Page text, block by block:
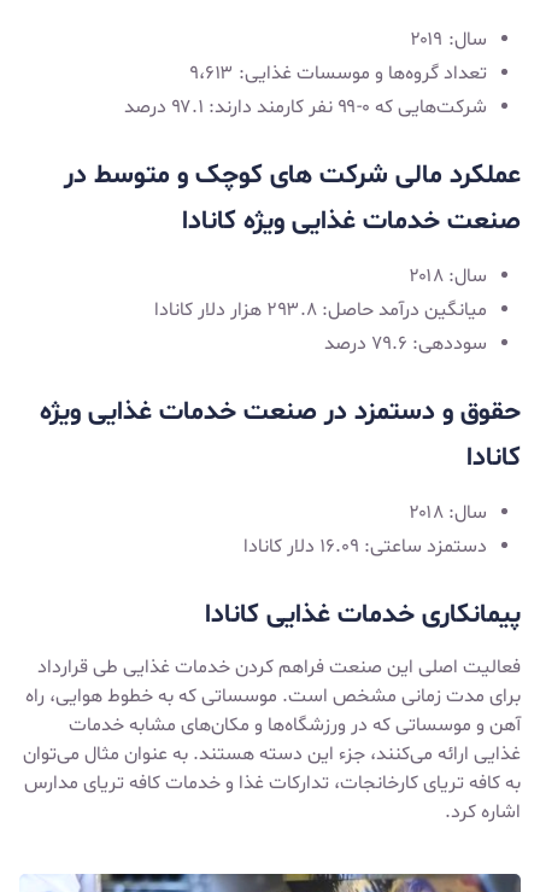
سال: ۲۰۱۹
تعداد گروه‌ها و موسسات غذایی: ۹،۶۱۳
شرکت‌هایی که ۰-۹۹ نفر کارمند دارند: ۹۷.۱ درصد
عملکرد مالی شرکت ‌های کوچک و متوسط در
صنعت خدمات غذایی ویژه کانادا
سال: ۲۰۱۸
میانگین درآمد حاصل: ۲۹۳.۸ هزار دلار کانادا
سوددهی: ۷۹.۶ درصد
حقوق و دستمزد در صنعت خدمات غذایی ویژه
کانادا
سال: ۲۰۱۸
دستمزد ساعتی: ۱۶.۰۹ دلار کانادا
پیمانکاری خدمات غذایی کانادا
فعالیت اصلی این صنعت فراهم کردن خدمات غذایی طی قرارداد
برای مدت زمانی مشخص است. موسساتی که به خطوط هوایی، راه
آهن و موسساتی که در ورزشگاه‌ها و مکان‌های مشابه خدمات
غذایی ارائه می‌کنند، جزء این دسته هستند. به عنوان مثال می‌توان
به کافه تریای کارخانجات، تدارکات غذا و خدمات کافه تریای مدارس
اشاره کرد.